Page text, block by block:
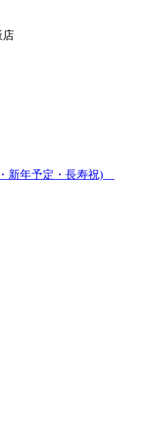
店
新年予定・長寿祝)